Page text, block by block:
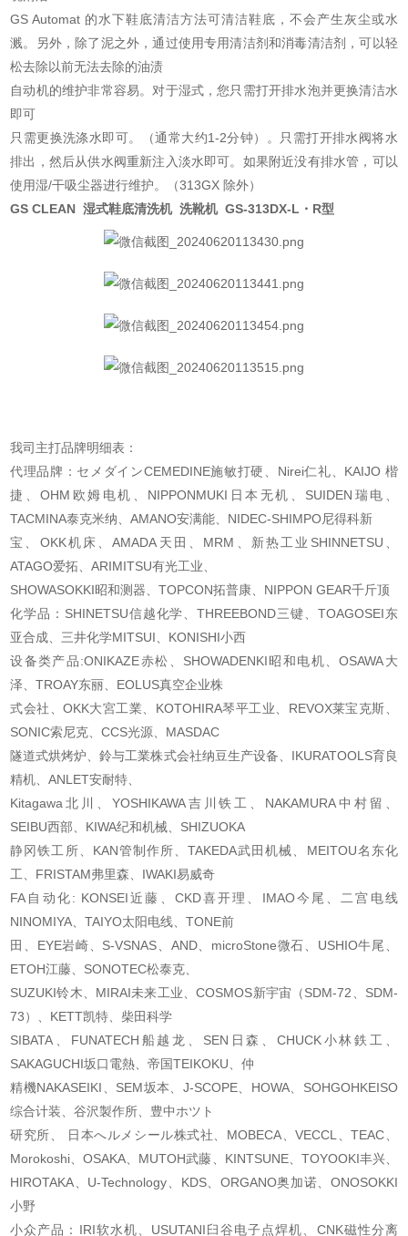
GS Automat 的水下鞋底清洁方法可清洁鞋底，不会产生灰尘或水
溅。另外，除了泥之外，通过使用专用清洁剂和消毒清洁剂，可以轻
松去除以前无法去除的油渍
自动机的维护非常容易。对于湿式，您只需打开排水泡并更换清洁水
即可
只需更换洗涤水即可。（通常大约1-2分钟）。只需打开排水阀将水
排出，然后从供水阀重新注入淡水即可。如果附近没有排水管，可以
使用湿/干吸尘器进行维护。（313GX 除外）
GS CLEAN 湿式鞋底清洗机 洗靴机 GS-313DX-L・R型
我司主打品牌明细表：
代理品牌：セメダインCEMEDINE施敏打硬、Nirei仁礼、KAIJO 楷
捷、OHM欧姆电机、 NIPPONMUKI日本无机、SUIDEN瑞电、
TACMINA泰克米纳、AMANO安满能、NIDEC-SHIMPO尼得科新
宝、OKK机床、AMADA天田、MRM、新热工业SHINNETSU、
ATAGO爱拓、ARIMITSU有光工业、
SHOWASOKKI昭和测器、TOPCON拓普康、NIPPON GEAR千斤顶
化学品：SHINETSU信越化学、THREEBOND三键、TOAGOSEI东
亚合成、三井化学MITSUI、KONISHI小西
设备类产品:ONIKAZE赤松、SHOWADENKI昭和电机、OSAWA大
泽、TROAY东丽、EOLUS真空企业株
式会社、OKK大宮工業、KOTOHIRA琴平工业、REVOX莱宝克斯、
SONIC索尼克、CCS光源、MASDAC
隧道式烘烤炉、鈴与工業株式会社纳豆生产设备、IKURATOOLS育良
精机、ANLET安耐特、
Kitagawa北川、YOSHIKAWA吉川铁工、NAKAMURA中村留、
SEIBU西部、KIWA纪和机械、SHIZUOKA
静冈铁工所、KAN管制作所、TAKEDA武田机械、MEITOU名东化
工、FRISTAM弗里森、IWAKI易威奇
FA自动化: KONSEI近藤、CKD喜开理、IMAO今尾、二宫电线
NINOMIYA、TAIYO太阳电线、TONE前
田、EYE岩崎、S-VSNAS、AND、microStone微石、USHIO牛尾、
ETOH江藤、SONOTEC松泰克、
SUZUKI铃木、MIRAI未来工业、COSMOS新宇宙（SDM-72、SDM-
73）、KETT凯特、柴田科学
SIBATA、FUNATECH船越龙、SEN日森、CHUCK小林鉄工、
SAKAGUCHI坂口電熱、帝国TEIKOKU、仲
精機NAKASEIKI、SEM坂本、J-SCOPE、HOWA、SOHGOHKEISO
综合计装、谷沢製作所、豊中ホツト
研究所、 日本へルメシール株式社、MOBECA、VECCL、TEAC、
Morokoshi、OSAKA、MUTOH武藤、KINTSUNE、TOYOOKI丰兴、
HIROTAKA、U-Technology、KDS、ORGANO奥加诺、ONOSOKKI
小野
小众产品：IRI软水机、USUTANI臼谷电子点焊机、CNK磁性分离